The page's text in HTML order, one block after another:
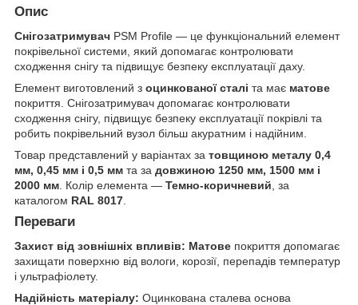
Опис
Снігозатримувач PSM Profile — це функціональний елемент
покрівельної системи, який допомагає контролювати
сходження снігу та підвищує безпеку експлуатації даху.
Елемент виготовлений з оцинкованої сталі та має матове
покриття. Снігозатримувач допомагає контролювати
сходження снігу, підвищує безпеку експлуатації покрівлі та
робить покрівельний вузол більш акуратним і надійним.
Товар представлений у варіантах за товщиною металу 0,4
мм, 0,45 мм і 0,5 мм та за довжиною 1250 мм, 1500 мм і
2000 мм. Колір елемента — Темно-коричневий, за
каталогом RAL 8017.
Переваги
Захист від зовнішніх впливів: Матове покриття допомагає
захищати поверхню від вологи, корозії, перепадів температур
і ультрафіолету.
Надійність матеріалу: Оцинкована сталева основа